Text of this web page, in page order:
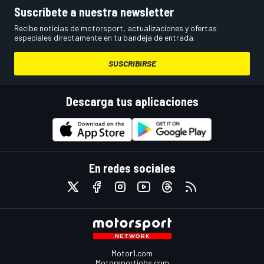
Suscríbete a nuestra newsletter
Recibe noticias de motorsport, actualizaciones y ofertas
especiales directamente en tu bandeja de entrada.
SUSCRIBIRSE
Descarga tus aplicaciones
En redes sociales
Motor1.com